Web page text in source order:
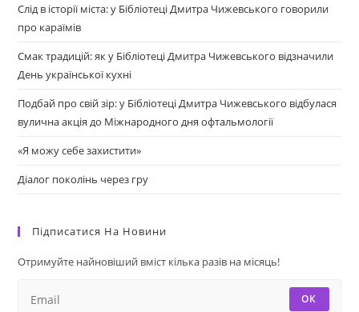
Слід в історії міста: у Бібліотеці Дмитра Чижевського говорили
про караїмів
Смак традицій: як у Бібліотеці Дмитра Чижевського відзначили
День української кухні
Подбай про свій зір: у Бібліотеці Дмитра Чижевського відбулася
вулична акція до Міжнародного дня офтальмології
«Я можу себе захистити»
Діалог поколінь через гру
Підписатися На Новини
Отримуйте найновіший вміст кілька разів на місяць!
ОК